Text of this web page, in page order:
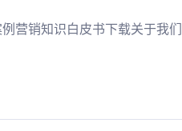
营销知识白皮书下载关于我们